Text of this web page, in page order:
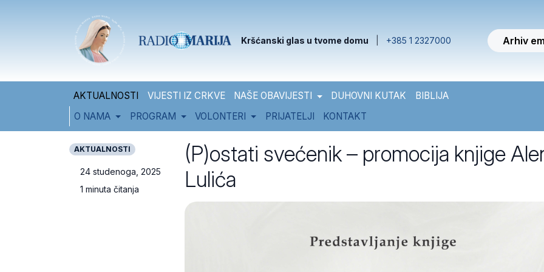
Kršćanski glas u tvome domu +385 1 2327000 Arhiv
AKTUALNOSTI VIJESTI IZ CRKVE NAŠE OBAVIJESTI DUHOVNI KUTAK
BIBLIJA
O NAMA
PROGRAM VOLONTERI PRIJATELJI KONTAKT
AKTUALNOSTI
24 studenoga, 2025
1 minuta čitanja
(P)ostati svećenik – promocija knjige
Lulića